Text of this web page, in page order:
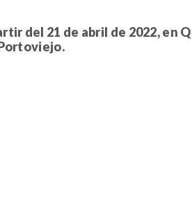
del 21 de abril de 2022, en